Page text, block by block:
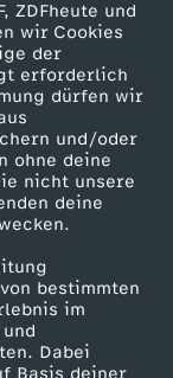
ZDFheute und
wir Cookies
der
erforderlich
dürfen wir
und/oder
ohne deine
nicht unsere
deine
bestimmten
im
Dabei
Basis deiner
ZDF